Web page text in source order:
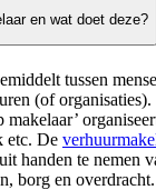
en wat doet deze?
tussen
(of organisaties).
etc. De
handen te nemen
borg en overdracht.